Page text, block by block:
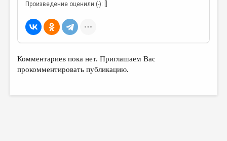
РЕЦЕНЗИРОВАНИЕ
ЦИКЛЫ ПУБЛИКАЦИЙ
ТРЕДИАКОВСКИЙ
МЕДИА
ВКОНТАКТЕ
Произведение оценили (-): []
Комментариев пока нет. Приглашаем Вас
прокомментировать публикацию.